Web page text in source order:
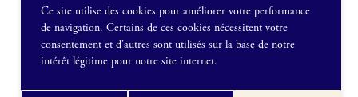
France Boulangerie
1 rue Alexandre Fleming
Je souhaite être recontacté
Ce site utilise des cookies pour améliorer votre performance
de navigation. Certains de ces cookies nécessitent votre
consentement et d’autres sont utilisés sur la base de notre
intérêt légitime pour notre site internet.